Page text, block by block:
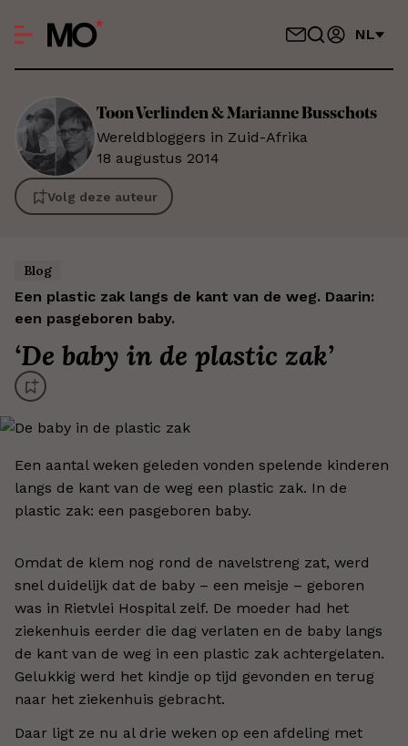
NL
Toon Verlinden &Marianne Busschots
Wereldbloggers in Zuid-Afrika
18 augustus 2014
Volg deze auteur
Blog
Een plastic zak langs de kant van de weg. Daarin:
een pasgeboren baby.
‘De baby in de plastic zak’
Een aantal weken geleden vonden spelende kinderen
langs de kant van de weg een plastic zak. In de
plastic zak: een pasgeboren baby.
Omdat de klem nog rond de navelstreng zat, werd
snel duidelijk dat de baby – een meisje – geboren
was in Rietvlei Hospital zelf. De moeder had het
ziekenhuis eerder die dag verlaten en de baby langs
de kant van de weg in een plastic zak achtergelaten.
Gelukkig werd het kindje op tijd gevonden en terug
naar het ziekenhuis gebracht.
Daar ligt ze nu al drie weken op een afdeling met